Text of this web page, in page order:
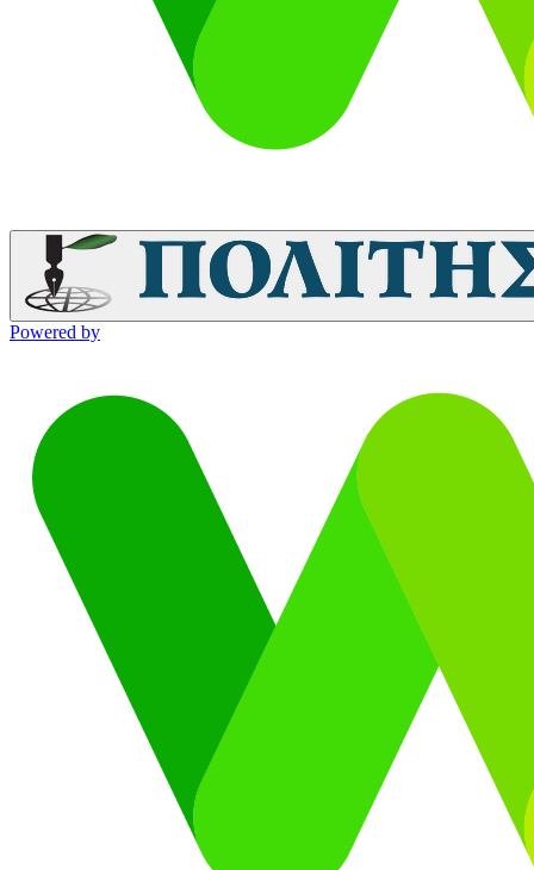
Powered by